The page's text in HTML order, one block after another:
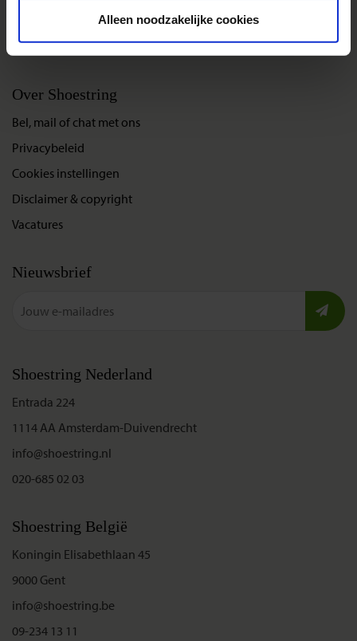
Alleen noodzakelijke cookies
Gegarandeerde reizen
Nieuwe reizen
Over Shoestring
Bel, mail of chat met ons
Privacybeleid
Cookies instellingen
Disclaimer & copyright
Vacatures
Nieuwsbrief
Shoestring Nederland
Entrada 224
1114 AA Amsterdam-Duivendrecht
info@shoestring.nl
020-685 02 03
Shoestring België
Koningin Elisabethlaan 45
9000 Gent
info@shoestring.be
09-234 13 11